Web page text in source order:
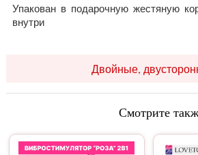
Упакован в подарочную жестяную
внутри
Двойные,
Смотрите